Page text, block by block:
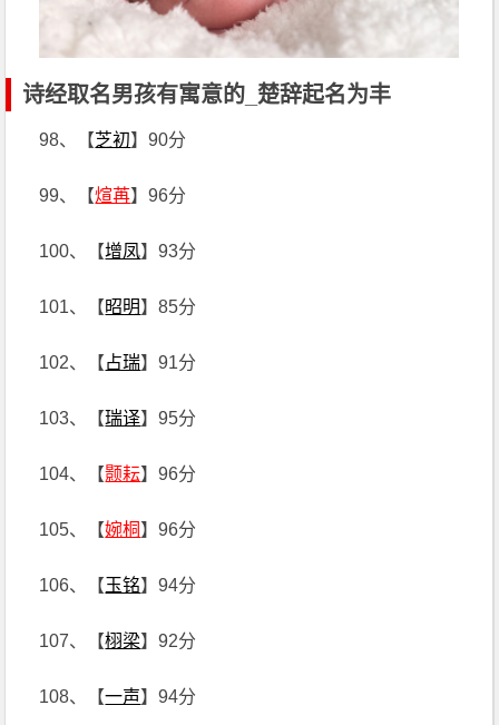
诗经取名男孩有寓意的_楚辞起名为丰
98、【芝初】90分
99、【煊苒】96分
100、【增凤】93分
101、【昭明】85分
102、【占瑞】91分
103、【瑞译】95分
104、【颢耘】96分
105、【婉桐 】96分
106、【玉铭】94分
107、【栩梁】92分
108、【一声】94分